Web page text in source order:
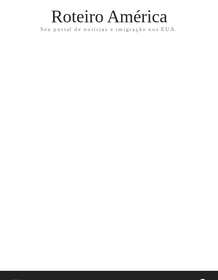
Roteiro América
Seu portal de notícias e imigração nos EUA.